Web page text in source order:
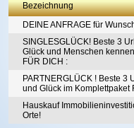
Bezeichnung
DEINE ANFRAGE für
SINGLESGLÜCK! Beste 3
Glück und Menschen
FÜR DICH :
PARTNERGLÜCK ! Beste 3
und Glück im Komplettpaket
Hauskauf
Orte!